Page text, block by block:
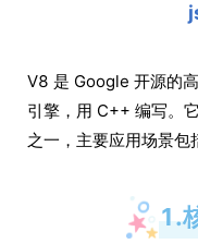
V8 是 Google 开源的
引擎，用 C++ 编写。
之一，主要应用场景包
1.